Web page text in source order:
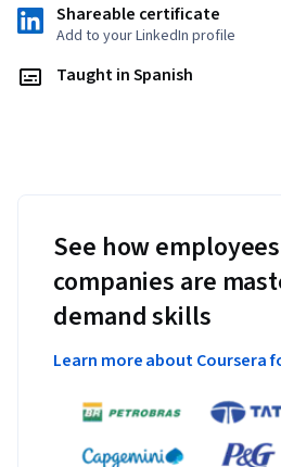
Shareable certificate
Add to your LinkedIn profile
Taught in Spanish
See how
companies are
demand skills
Learn more about Coursera